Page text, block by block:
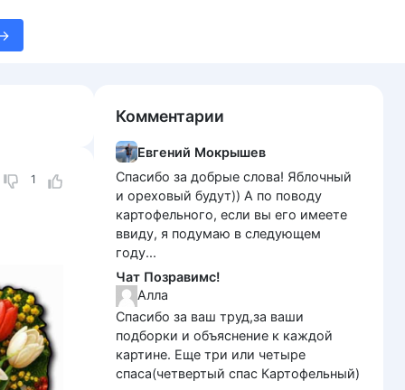
1
Комментарии
Евгений Мокрышев
Спасибо за добрые слова! Яблочный
и ореховый будут)) А по поводу
картофельного, если вы его имеете
ввиду, я подумаю в следующем
году...
Чат Позравимс!
Алла
Спасибо за ваш труд,за ваши
подборки и объяснение к каждой
картине. Еще три или четыре
спаса(четвертый спас Картофельный)